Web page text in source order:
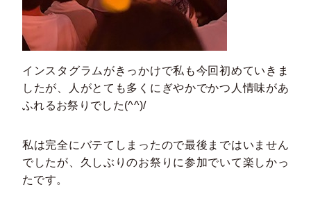
インスタグラムがきっかけで私も今回初めていきま
したが、人がとても多くにぎやかでかつ人情味があ
ふれるお祭りでした(^^)/
私は完全にバテてしまったので最後まではいません
でしたが、久しぶりのお祭りに参加でいて楽しかっ
たです。